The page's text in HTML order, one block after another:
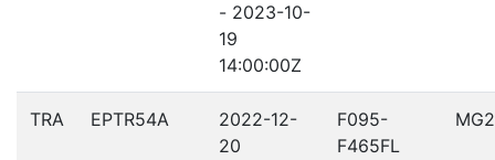
- 2023-10-
19
14:00:00Z
TRA EPTR54A
2022-12-
20
F095-
F465FL